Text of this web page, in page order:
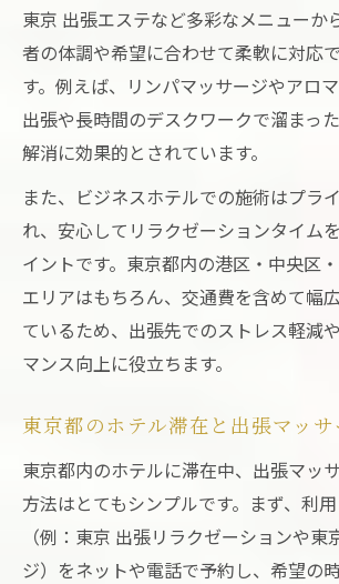
東京 出張エステなど多彩なメニューか
者の体調や希望に合わせて柔軟に対応
す。例えば、リンパマッサージやアロマ
出張や長時間のデスクワークで溜まっ
解消に効果的とされています。
また、ビジネスホテルでの施術はプラ
れ、安心してリラクゼーションタイム
イントです。東京都内の港区・中央区
エリアはもちろん、交通費を含めて幅
ているため、出張先でのストレス軽減
マンス向上に役立ちます。
東京都のホテル滞在と出張マッ
東京都内のホテルに滞在中、出張マッ
方法はとてもシンプルです。まず、利
（例：東京 出張リラクゼーションや東
ジ）をネットや電話で予約し、希望の